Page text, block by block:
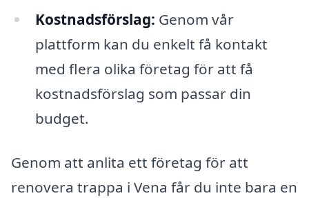
Kostnadsförslag: Genom vår
plattform kan du enkelt få kontakt
med flera olika företag för att få
kostnadsförslag som passar din
budget.
Genom att anlita ett företag för att
renovera trappa i Vena får du inte bara en